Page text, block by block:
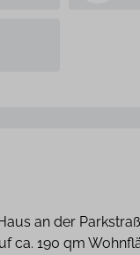
an der
ca. 190 qm